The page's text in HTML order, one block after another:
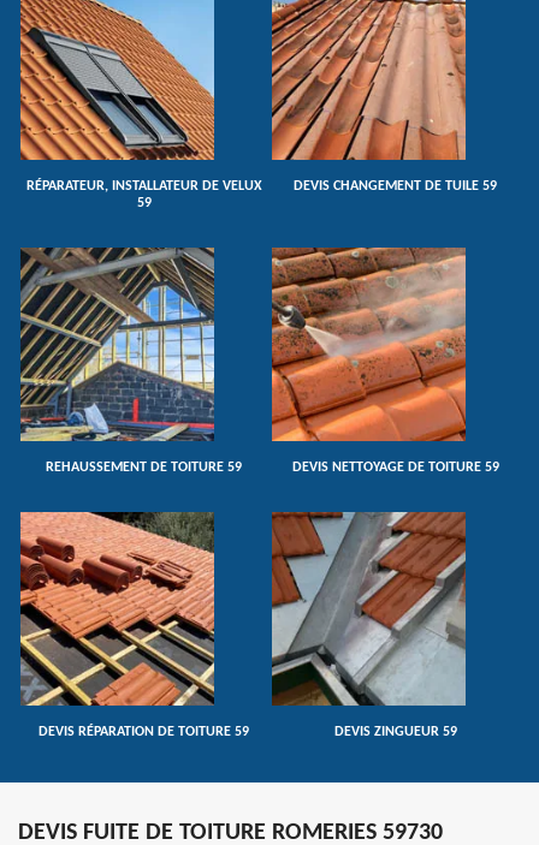
RÉPARATEUR, INSTALLATEUR DE VELUX
59
DEVIS CHANGEMENT DE TUILE 59
REHAUSSEMENT DE TOITURE 59 DEVIS NETTOYAGE DE TOITURE 59
DEVIS RÉPARATION DE TOITURE 59 DEVIS ZINGUEUR 59
DEVIS FUITE DE TOITURE ROMERIES 59730